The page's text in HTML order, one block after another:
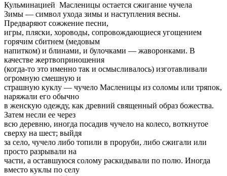
Кульминацией Масленицы остается сжигание чучела
Зимы — символ ухода зимы и наступления весны.
Предваряют сожжение песни,
игры, пляски, хороводы, сопровождающиеся угощением
горячим сбитнем (медовым
напитком) и блинами, и булочками — жаворонками. В
качестве жертвоприношения
(когда-то это именно так и осмысливалось) изготавливали
огромную смешную и
страшную куклу — чучело Масленицы из соломы или тряпок,
наряжали его обычно
в женскую одежду, как древний священный образ божества.
Затем несли ее через
всю деревню, иногда посадив чучело на колесо, воткнутое
сверху на шест; выйдя
за село, чучело либо топили в проруби, либо сжигали или
просто разрывали на
части, а оставшуюся солому раскидывали по полю. Иногда
вместо куклы по селу